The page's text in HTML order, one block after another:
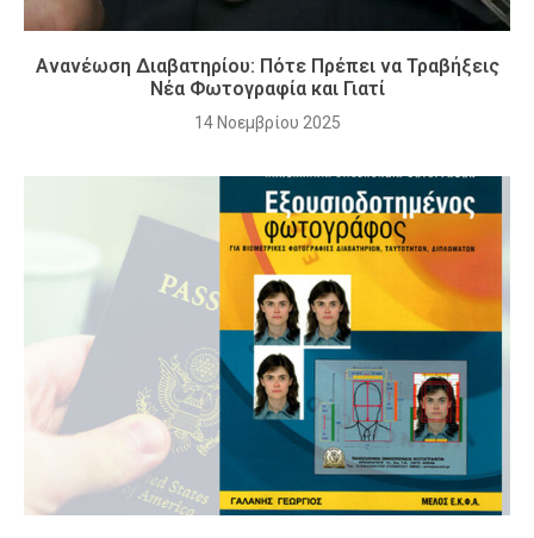
Ανανέωση Διαβατηρίου: Πότε Πρέπει να Τραβήξεις
Νέα Φωτογραφία και Γιατί
14 Νοεμβρίου 2025